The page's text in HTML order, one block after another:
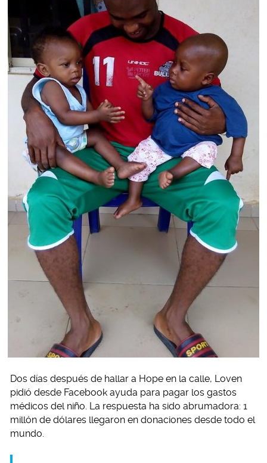
Dos días después de hallar a Hope en la calle, Loven
pidió desde Facebook ayuda para pagar los gastos
médicos del niño. La respuesta ha sido abrumadora: 1
millón de dólares llegaron en donaciones desde todo el
mundo.